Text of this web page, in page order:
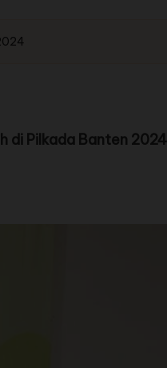
di Pilkada Banten 2024